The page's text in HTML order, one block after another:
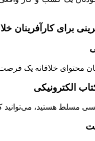
برای کارآفرینان
محتوای خلاقانه یک
مسلط هستید،